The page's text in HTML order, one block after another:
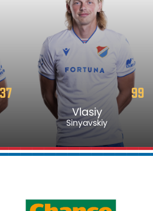
37 99
Vlasiy
Sinyavskiy